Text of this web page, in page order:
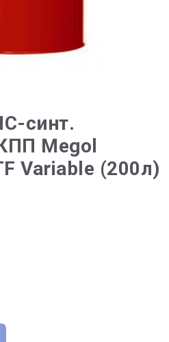
синт.
Megol
Variable (200л)